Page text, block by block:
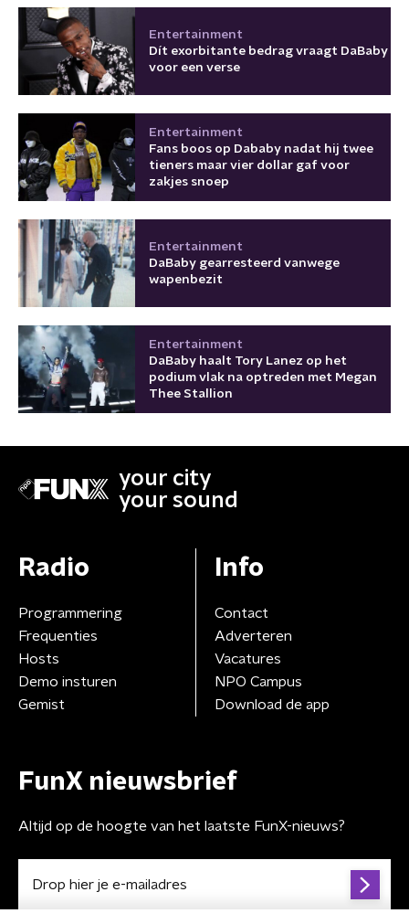
Entertainment
Dít exorbitante bedrag vraagt DaBaby
voor een verse
Entertainment
Fans boos op Dababy nadat hij twee
tieners maar vier dollar gaf voor
zakjes snoep
Entertainment
DaBaby gearresteerd vanwege
wapenbezit
Entertainment
DaBaby haalt Tory Lanez op het
podium vlak na optreden met Megan
Thee Stallion
your city
your sound
Radio
Programmering
Frequenties
Hosts
Demo insturen
Gemist
Info
Contact
Adverteren
Vacatures
NPO Campus
Download de app
FunX nieuwsbrief
Altijd op de hoogte van het laatste FunX-nieuws?